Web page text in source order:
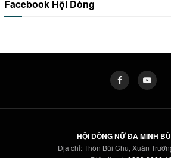
Facebook Hội Dòng
HỘI DÒNG NỮ ĐA MINH
Địa chỉ: Thôn Bùi Chu, Xuân